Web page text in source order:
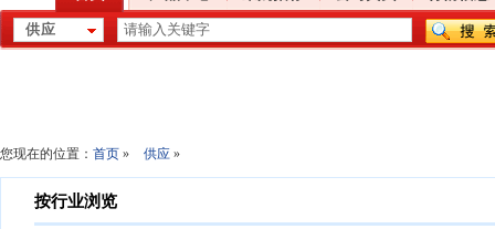
您现在的位置： 首页 » 供应 »
按行业浏览